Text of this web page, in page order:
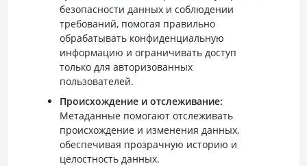
безопасности данных и соблюдении
требований, помогая правильно
обрабатывать конфиденциальную
информацию и ограничивать доступ
только для авторизованных
пользователей.
Происхождение и отслеживание:
Метаданные помогают отслеживать
происхождение и изменения данных,
обеспечивая прозрачную историю и
целостность данных.